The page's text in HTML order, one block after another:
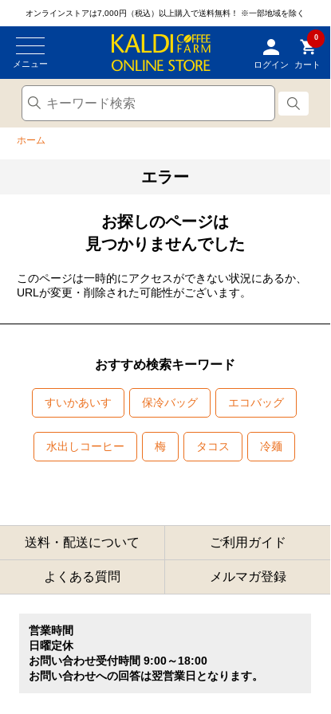
オンラインストアは7,000円（税込）以上購入で送料無料！ ※一部地域を除く
メニュー ログイン
0
カート
ホーム
エラー
お探しのページは
見つかりませんでした
このページは一時的にアクセスができない状況にあるか、
URLが変更・削除された可能性がございます。
おすすめ検索キーワード
すいかあいす 保冷バッグ エコバッグ
水出しコーヒー 梅 タコス 冷麺
送料・配送について ご利用ガイド
よくある質問 メルマガ登録
営業時間
日曜定休
お問い合わせ受付時間 9:00～18:00
お問い合わせへの回答は翌営業日となります。